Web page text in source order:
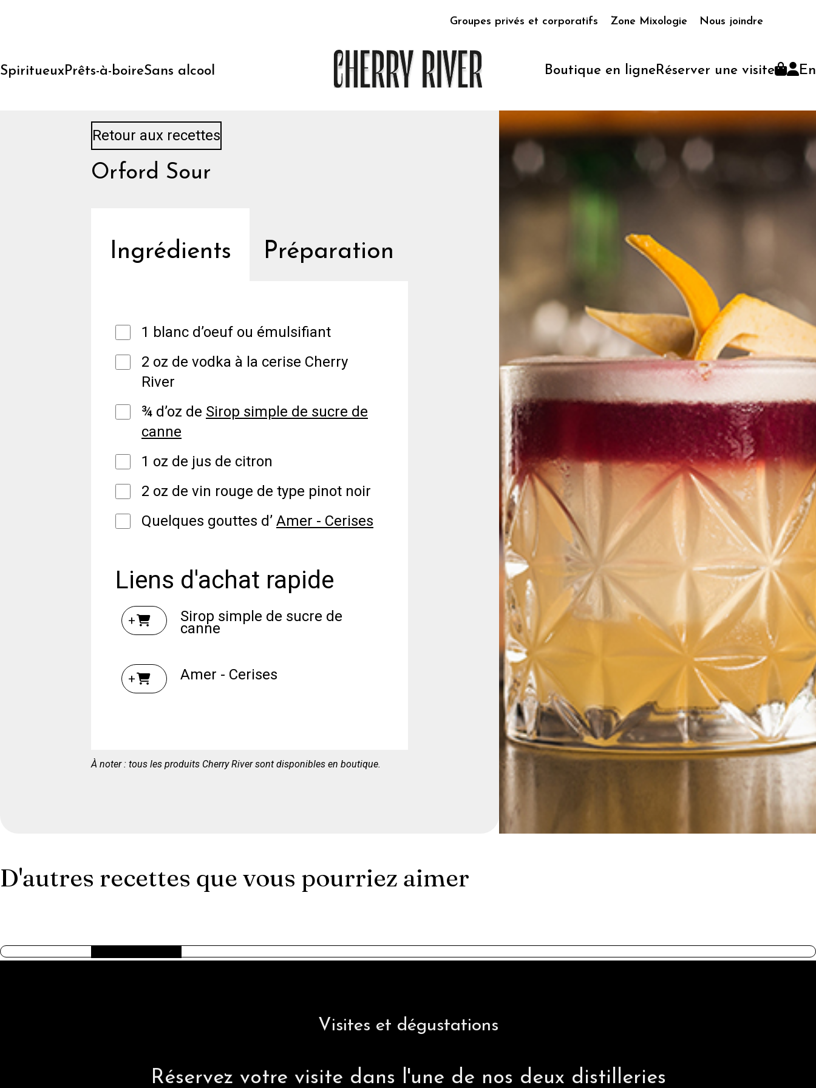
content
Groupes privés et corporatifs Zone Mixologie Nous joindre
SpiritueuxPrêts-à-boireSans alcool Boutique en ligneRéserver une visite En
Retour aux recettes
Orford Sour
Ingrédients Préparation
1 blanc d’oeuf ou émulsifiant
2 oz de vodka à la cerise Cherry
River
¾ d’oz de Sirop simple de sucre de
canne
1 oz de jus de citron
2 oz de vin rouge de type pinot noir
Quelques gouttes d’ Amer - Cerises
Liens d'achat rapide
+ Sirop simple de sucre de
canne
+ Amer - Cerises
À noter : tous les produits Cherry River sont disponibles en boutique.
D'autres recettes que vous pourriez aimer
AMERICAN TRILOGY HONEY DEUCE DAWA
Visites et dégustations
Réservez votre visite dans l'une de nos deux distilleries